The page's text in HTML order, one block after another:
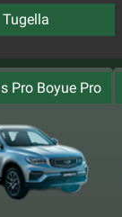
Tugella
Pro Boyue Pro